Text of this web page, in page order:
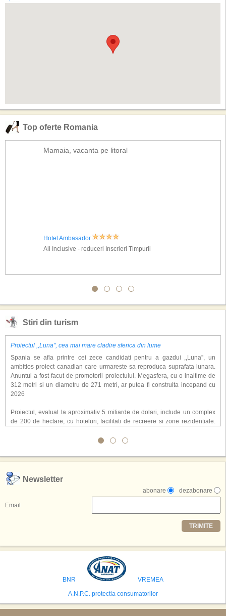
Top oferte Romania
Mamaia, vacanta pe litoral
Hotel Ambasador
All Inclusive - reduceri Inscrieri Timpurii
Stiri din turism
Proiectul ,,Luna'', cea mai mare cladire sferica din lume
Spania se afla printre cei zece candidati pentru a gazdui ,,Luna'', un
ambitios proiect canadian care urmareste sa reproduca suprafata lunara.
Anuntul a fost facut de promotorii proiectului. Megasfera, cu o inaltime de
312 metri si un diametru de 271 metri, ar putea fi construita incepand cu
2026
Proiectul, evaluat la aproximativ 5 miliarde de dolari, include un complex
de 200 de hectare, cu hoteluri, facilitati de recreere si zone rezidentiale.
atragerea a pana la 10 milioane de turisti anual. �Luna� ar putea deveni
exclusiv simularea suprafetei lunare.
,,Credem ca exista sanse mari sa anuntam nu doar o locatie, ci poate mai
multe'', a declarat Michael R. Henderson, cofondator al Moon World
Resorts, citat de Gulf News. Potrivit acestuia, 2026 ar putea deveni un an
decisiv pentru reali zarea proiectului.
Printre celelalte tari care concureaza pentru a gazdui aceasta constructie
se numara Australia, Brazilia, China, Egipt, India, Polonia, Thailanda,
avea cele mai mari sanse de a castiga licitatia. Totusi, Spania, care se
preconizeaza ca va deveni a doua cea mai vizitata tara din lume in 2025,
isi bazeaza oferta pe infrastructura turistica solida si capacitatea hoteliera."
Newsletter
dezabonare
abonare
Email
TRIMITE
BNR
VREMEA
A.N.P.C. protectia consumatorilor